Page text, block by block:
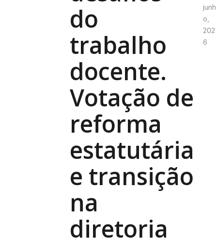
do
trabalho
docente.
Votação de
reforma
estatutária
e transição
na
diretoria
junh
o,
202
6